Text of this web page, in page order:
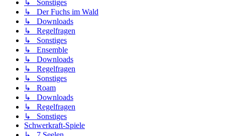
↳ Sonstiges
↳ Der Fuchs im Wald
↳ Downloads
↳ Regelfragen
↳ Sonstiges
↳ Ensemble
↳ Downloads
↳ Regelfragen
↳ Sonstiges
↳ Roam
↳ Downloads
↳ Regelfragen
↳ Sonstiges
Schwerkraft-Spiele